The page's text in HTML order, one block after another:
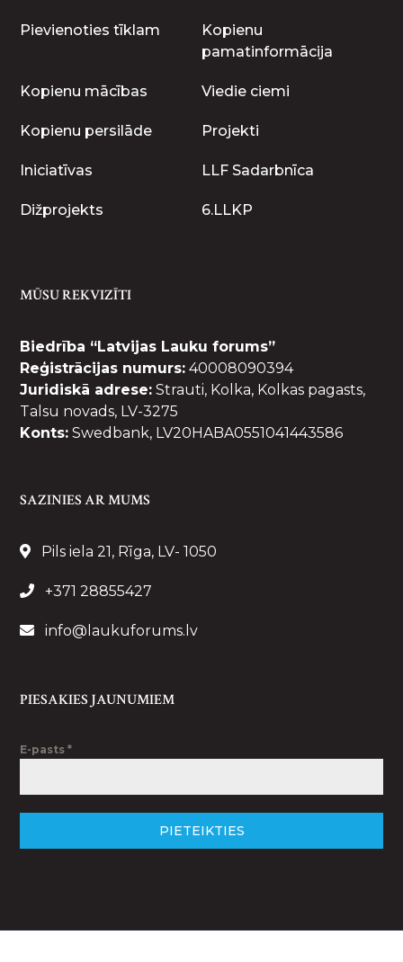
Pievienoties tīklam
Kopienu
pamatinformācija
Kopienu mācības Viedie ciemi
Kopienu persilāde Projekti
Iniciatīvas LLF Sadarbnīca
Dižprojekts 6.LLKP
MŪSU REKVIZĪTI
Biedrība “Latvijas Lauku forums”
Reģistrācijas numurs: 40008090394
Juridiskā adrese: Strauti, Kolka, Kolkas pagasts,
Talsu novads, LV-3275
Konts: Swedbank, LV20HABA0551041443586
SAZINIES AR MUMS
Pils iela 21, Rīga, LV- 1050
+371 28855427
info@laukuforums.lv
PIESAKIES JAUNUMIEM
E-pasts*
PIETEIKTIES